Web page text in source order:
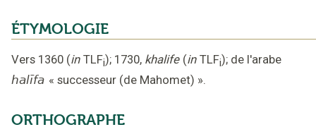
ÉTYMOLOGIE
Vers 1360 (in TLFi); 1730, khalife (in TLFi); de l'arabe
halīfa « successeur (de Mahomet) ».
ORTHOGRAPHE